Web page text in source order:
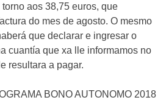
aos 38,75 euros, que
do mes de agosto. O mesmo
que declarar e ingresar o
cuantía que xa lle informamos no
resultara a pagar.
BONO AUTONOMO 2018